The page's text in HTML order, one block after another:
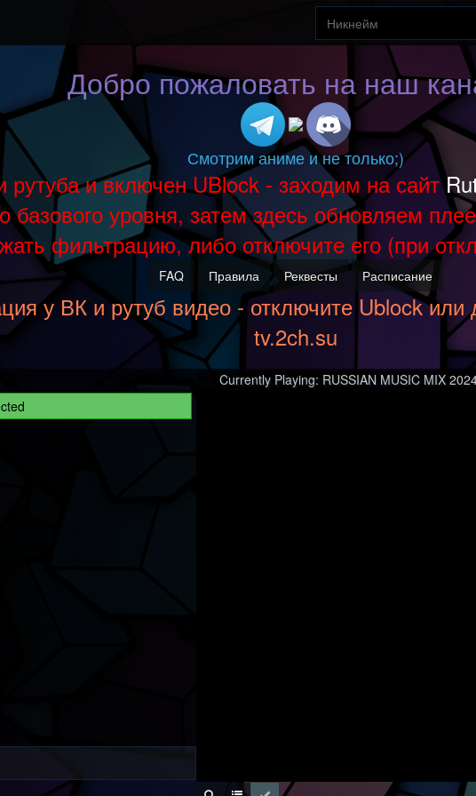
Добро пожаловать на наш
Смотрим аниме и не только;)
рутуба и включен UBlock - заходим на сайт
уровня, затем здесь обновляем
фильтрацию, либо отключите его (при
FAQ Правила Реквесты Расписание
у ВК и рутуб видео - отключите Ublock
tv.2ch.su
Currently Playing: RUSSIAN MUSIC MIX